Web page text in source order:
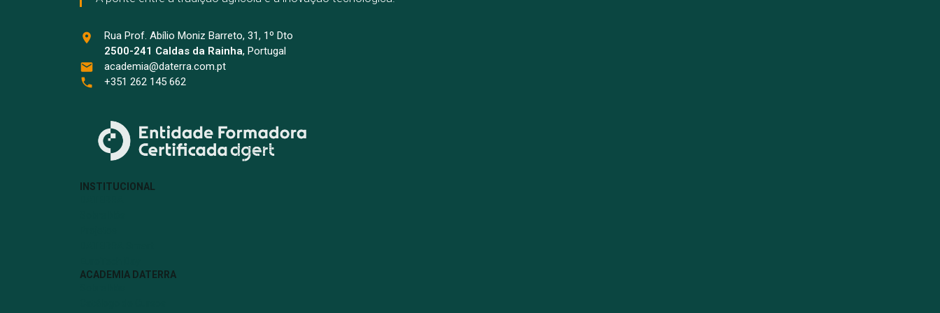
Rua Prof. Abílio Moniz Barreto, 31, 1º Dto
2500-241 Caldas da Rainha, Portugal
academia@daterra.com.pt
+351 262 145 662
INSTITUCIONAL
ACADEMIA DATERRA